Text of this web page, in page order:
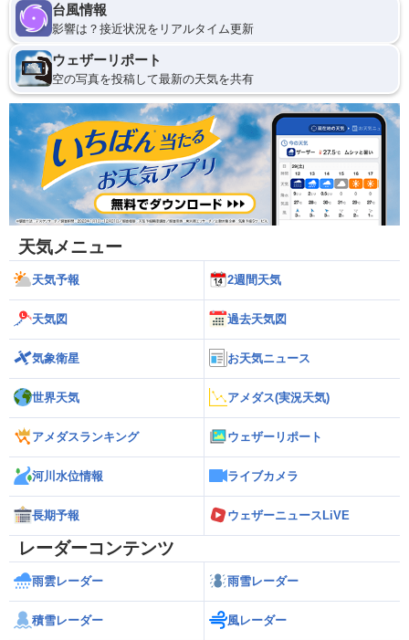
台風情報
影響は？接近状況をリアルタイム更新
ウェザーリポート
空の写真を投稿して最新の天気を共有
天気メニュー
天気予報 2週間天気
天気図 過去天気図
気象衛星 お天気ニュース
世界天気 アメダス(実況天気)
アメダスランキング ウェザーリポート
河川水位情報 ライブカメラ
長期予報 ウェザーニュースLiVE
レーダーコンテンツ
雨雲レーダー 雨雪レーダー
積雪レーダー 風レーダー